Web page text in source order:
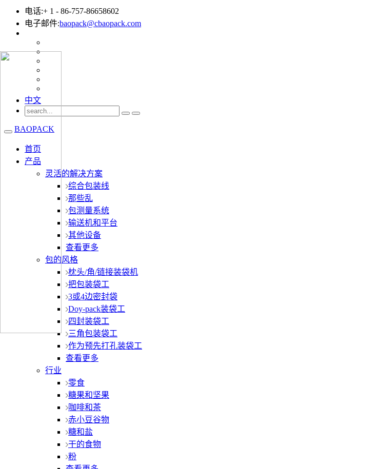
电话:+ 1 - 86-757-86658602
电子邮件:baopack@cbaopack.com
中文
BAOPACK
首页
产品
灵活的解决方案
综合包装线
那些乱
包测量系统
输送机和平台
其他设备
查看更多
包的风格
枕头/角/链接装袋机
把包装袋工
3或4边密封袋
Doy-pack装袋工
四封装袋工
三角包装袋工
作为预先打孔装袋工
查看更多
行业
零食
糖果和坚果
咖啡和茶
赤小豆谷物
糖和盐
干的食物
粉